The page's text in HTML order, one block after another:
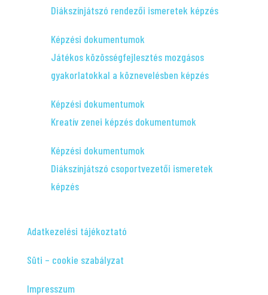
Diákszínjátszó rendezői ismeretek képzés
Képzési dokumentumok
Játékos közösségfejlesztés mozgásos
gyakorlatokkal a köznevelésben képzés
Képzési dokumentumok
Kreatív zenei képzés dokumentumok
Képzési dokumentumok
Diákszínjátszó csoportvezetői ismeretek
képzés
Adatkezelési tájékoztató
Süti – cookie szabályzat
Impresszum